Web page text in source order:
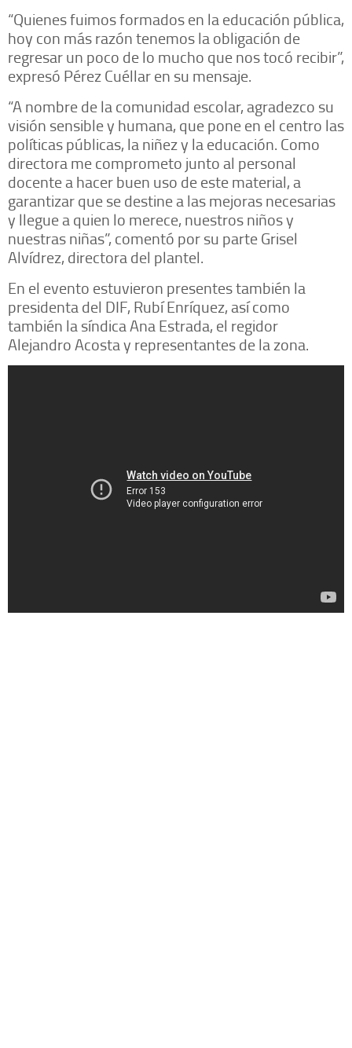
“Quienes fuimos formados en la educación pública,
hoy con más razón tenemos la obligación de
regresar un poco de lo mucho que nos tocó recibir”,
expresó Pérez Cuéllar en su mensaje.
“A nombre de la comunidad escolar, agradezco su
visión sensible y humana, que pone en el centro las
políticas públicas, la niñez y la educación. Como
directora me comprometo junto al personal
docente a hacer buen uso de este material, a
garantizar que se destine a las mejoras necesarias
y llegue a quien lo merece, nuestros niños y
nuestras niñas”, comentó por su parte Grisel
Alvídrez, directora del plantel.
En el evento estuvieron presentes también la
presidenta del DIF, Rubí Enríquez, así como
también la síndica Ana Estrada, el regidor
Alejandro Acosta y representantes de la zona.